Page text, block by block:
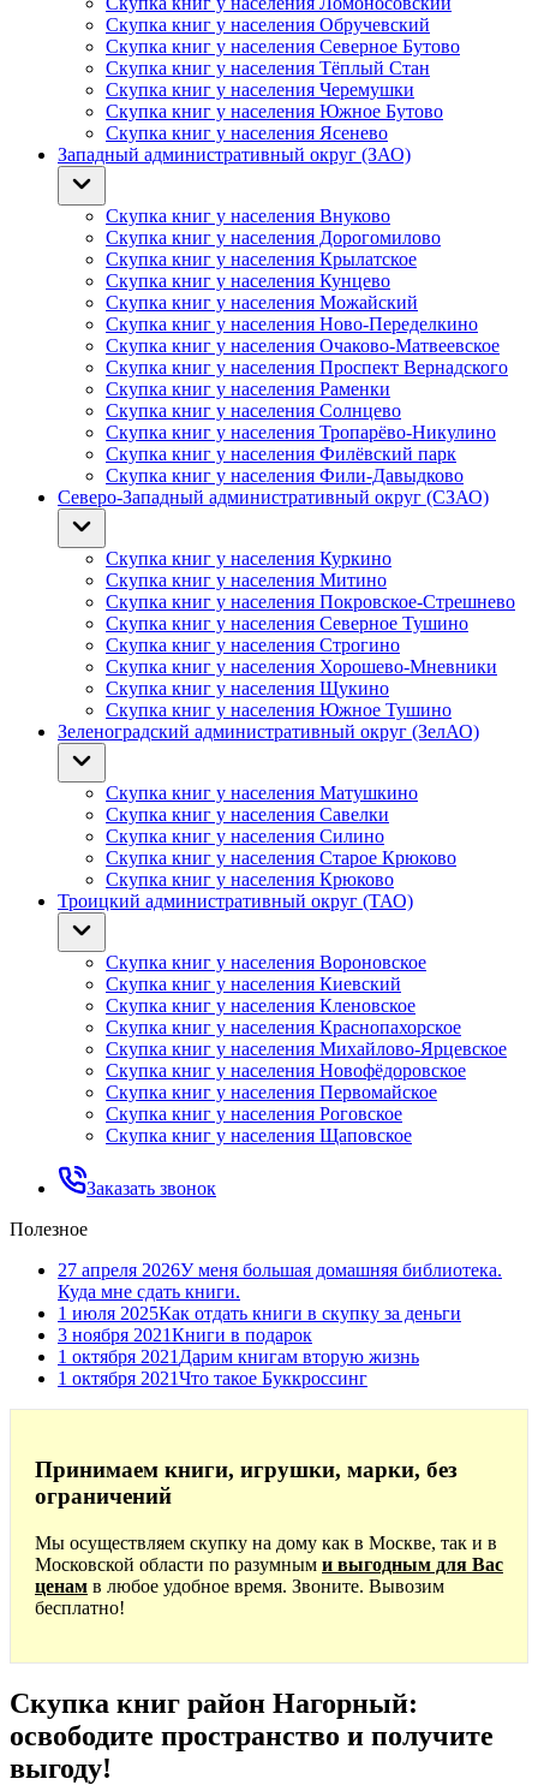
Скупка книг у населения Обручевский
Скупка книг у населения Северное Бутово
Скупка книг у населения Тёплый Стан
Скупка книг у населения Черемушки
Скупка книг у населения Южное Бутово
Скупка книг у населения Ясенево
Западный административный округ (ЗАО)
Скупка книг у населения Внуково
Скупка книг у населения Дорогомилово
Скупка книг у населения Крылатское
Скупка книг у населения Кунцево
Скупка книг у населения Можайский
Скупка книг у населения Ново-Переделкино
Скупка книг у населения Очаково-Матвеевское
Скупка книг у населения Проспект Вернадского
Скупка книг у населения Раменки
Скупка книг у населения Солнцево
Скупка книг у населения Тропарёво-Никулино
Скупка книг у населения Филёвский парк
Скупка книг у населения Фили-Давыдково
Северо-Западный административный округ (СЗАО)
Скупка книг у населения Куркино
Скупка книг у населения Митино
Скупка книг у населения Покровское-Стрешнево
Скупка книг у населения Северное Тушино
Скупка книг у населения Строгино
Скупка книг у населения Хорошево-Мневники
Скупка книг у населения Щукино
Скупка книг у населения Южное Тушино
Зеленоградский административный округ (ЗелАО)
Скупка книг у населения Матушкино
Скупка книг у населения Савелки
Скупка книг у населения Силино
Скупка книг у населения Старое Крюково
Скупка книг у населения Крюково
Троицкий административный округ (ТАО)
Скупка книг у населения Вороновское
Скупка книг у населения Киевский
Скупка книг у населения Кленовское
Скупка книг у населения Краснопахорское
Скупка книг у населения Михайлово-Ярцевское
Скупка книг у населения Новофёдоровское
Скупка книг у населения Первомайское
Скупка книг у населения Роговское
Скупка книг у населения Щаповское
Заказать звонок
Полезное
27 апреля 2026У меня большая домашняя библиотека.
Куда мне сдать книги.
1 июля 2025Как отдать книги в скупку за деньги
3 ноября 2021Книги в подарок
1 октября 2021 Дарим книгам вторую жизнь
1 октября 2021Что такое Буккроссинг
Принимаем книги, игрушки, марки, без
ограничений
Мы осуществляем скупку на дому как в Москве, так и в
Московской области по разумным и выгодным для Вас
ценам в любое удобное время. Звоните. Вывозим
бесплатно!
Скупка книг район Нагорный:
освободите пространство и получите
выгоду!